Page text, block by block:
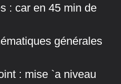
: car en 45 min de
générales
: mise `a niveau